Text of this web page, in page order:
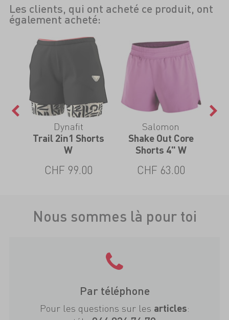
Les clients, qui ont acheté ce produit, ont
également acheté:
Dynafit
Trail 2in1 Shorts
W
CHF 99.00
Salomon
Shake Out Core
Shorts 4" W
CHF 63.00
Nous sommes là pour toi
Par téléphone
Pour les questions sur les articles: